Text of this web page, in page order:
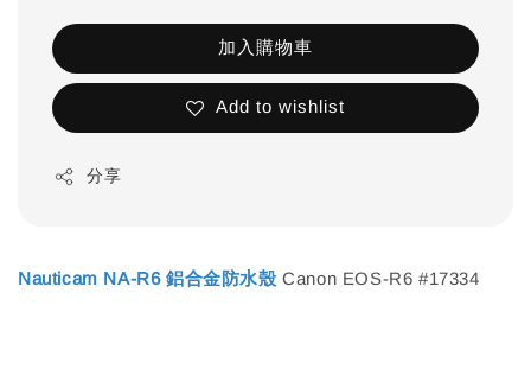
加入購物車
Add to wishlist
分享
Nauticam NA-R6 鋁合金防水殼 Canon EOS-R6 #17334